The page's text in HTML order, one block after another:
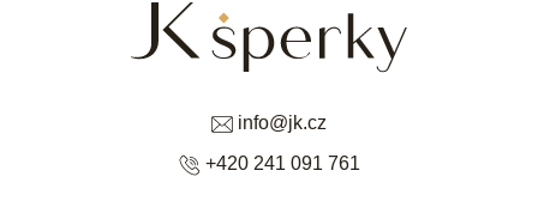
info@jk.cz
+420 241 091 761